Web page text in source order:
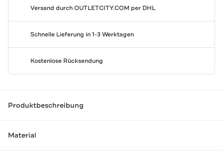
Versand durchOUTLETCITY.COM per DHL
Schnelle Lieferung in 1-3 Werktagen
Kostenlose Rücksendung
Produktbeschreibung
Material